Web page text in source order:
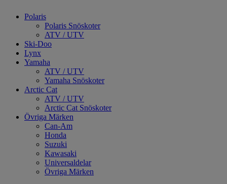
Polaris
Polaris Snöskoter
ATV / UTV
Ski-Doo
Lynx
Yamaha
ATV / UTV
Yamaha Snöskoter
Arctic Cat
ATV / UTV
Arctic Cat Snöskoter
Övriga Märken
Can-Am
Honda
Suzuki
Kawasaki
Universaldelar
Övriga Märken